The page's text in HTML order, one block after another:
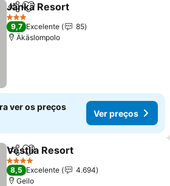
PartilharAdicionar aos favoritos
Jänkä Resort
3 Estrelas
9,7 Excelente
85
Äkäslompolo
ver os preços
Ver preços
PartilharAdicionar aos favoritos
Vestlia Resort
4 Estrelas
8,5 Excelente
4.694
Geilo